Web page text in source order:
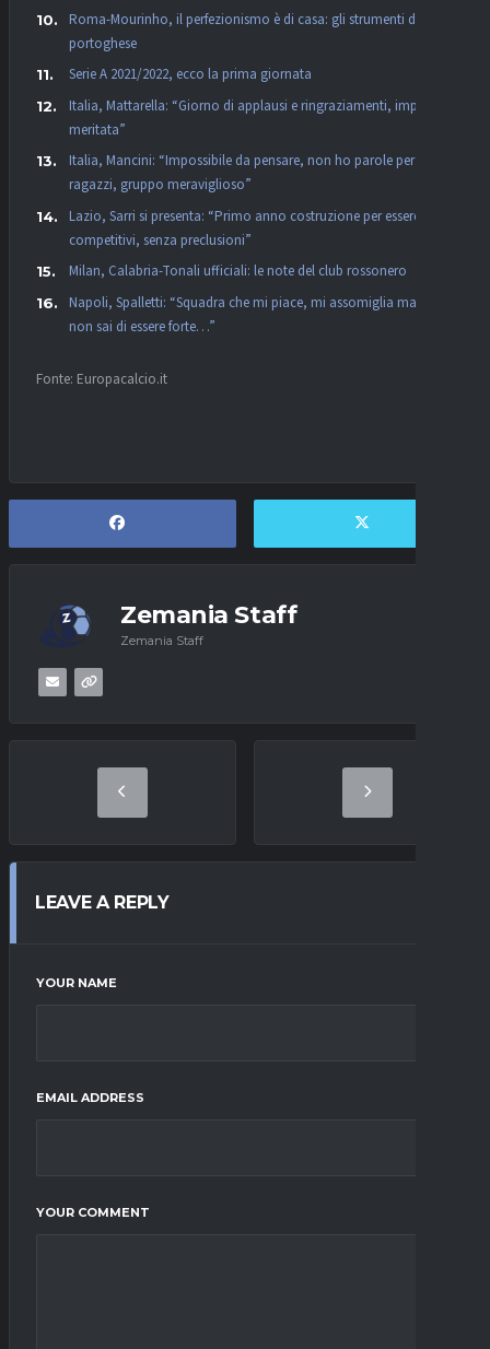
Roma-Mourinho, il perfezionismo è di casa: gli strumenti del
portoghese
Serie A 2021/2022, ecco la prima giornata
Italia, Mattarella: “Giorno di applausi e ringraziamenti, impresa
meritata”
Italia, Mancini: “Impossibile da pensare, non ho parole per i
ragazzi, gruppo meraviglioso”
Lazio, Sarri si presenta: “Primo anno costruzione per essere
competitivi, senza preclusioni”
Milan, Calabria-Tonali ufficiali: le note del club rossonero
Napoli, Spalletti: “Squadra che mi piace, mi assomiglia ma se
non sai di essere forte…”
Fonte: Europacalcio.it
Zemania Staff
Zemania Staff
LEAVE A REPLY
YOUR NAME
EMAIL ADDRESS
YOUR COMMENT